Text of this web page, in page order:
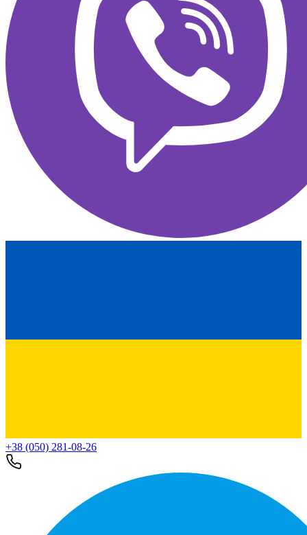
+38 (050) 281-08-26